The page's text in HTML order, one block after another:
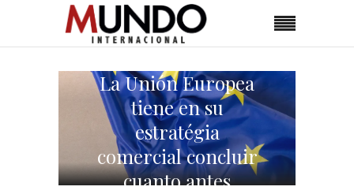
La Unión Europea
tiene en su
estratégia
comercial concluir
cuanto antes